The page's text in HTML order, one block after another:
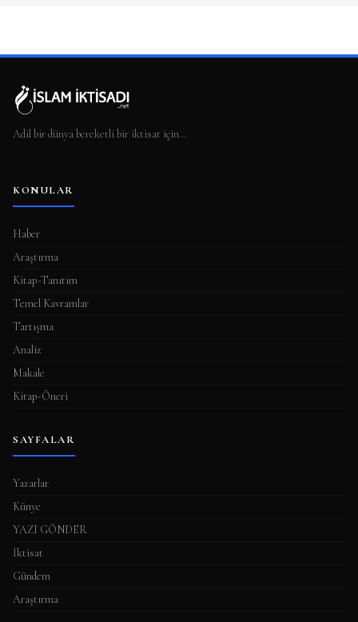
Adil bir dünya bereketli bir iktisat için…
KONULAR
Haber
Araştırma
Kitap-Tanıtım
Temel Kavramlar
Tartışma
Analiz
Makale
Kitap-Öneri
SAYFALAR
Yazarlar
Künye
YAZI GÖNDER
İktisat
Gündem
Araştırma